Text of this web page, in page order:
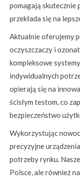
pomagają skutecznie
przekłada się na
Aktualnie oferujemy
oczyszczaczy i
kompleksowe
indywidualnych
opierają się na
ścisłym testom, co
bezpieczeństwo
Wykorzystując
precyzyjne
potrzeby rynku.
Polsce, ale również